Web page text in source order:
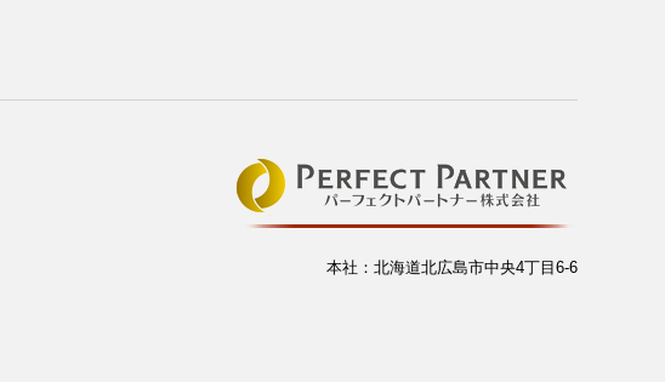
本社：北海道北広島市中央4丁目6-6